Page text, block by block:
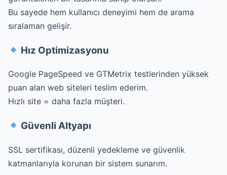
Bu sayede hem kullanıcı deneyimi hem de arama
sıralaman gelişir.
Hız Optimizasyonu
Google PageSpeed ve GTMetrix testlerinden yüksek
puan alan web siteleri teslim ederim.
Hızlı site = daha fazla müşteri.
Güvenli Altyapı
SSL sertifikası, düzenli yedekleme ve güvenlik
katmanlarıyla korunan bir sistem sunarım.